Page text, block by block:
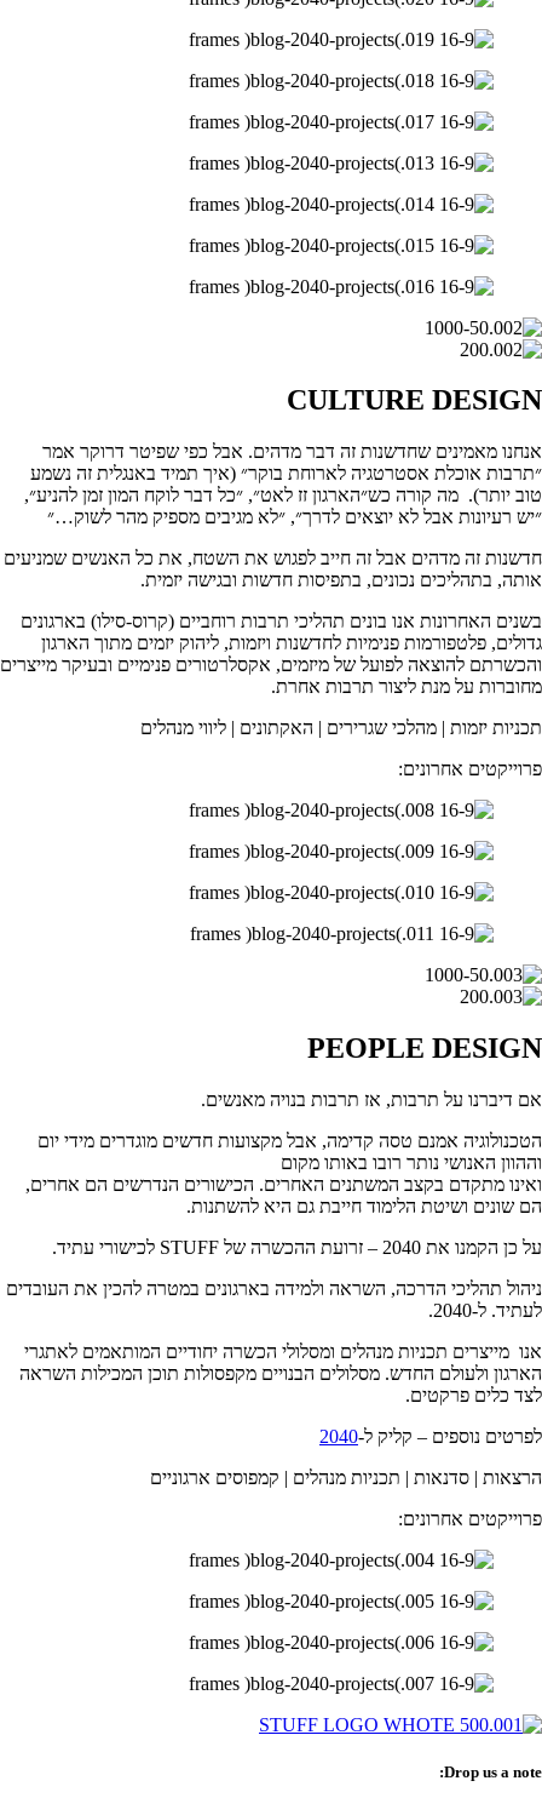
CULTURE DESIGN
אנחנו מאמינים שחדשנות זה דבר מדהים. אבל כפי שפיטר דרוקר אמר
״תרבות אוכלת אסטרטגיה לארוחת בוקר״ (איך תמיד באנגלית זה נשמע
טוב יותר). מה קורה כש״הארגון זז לאט״, ״כל דבר לוקח המון זמן להניע״,
״יש רעיונות אבל לא יוצאים לדרך״, ״לא מגיבים מספיק מהר לשוק…״
חדשנות זה מדהים אבל זה חייב לפגוש את השטח, את כל האנשים שמניעים
אותה, בתהליכים נכונים, בתפיסות חדשות ובגישה יזמית.
בשנים האחרונות אנו בונים תהליכי תרבות רוחביים (קרוס-סילו) בארגונים
גדולים, פלטפורמות פנימיות לחדשנות ויזמות, ליהוק יזמים מתוך הארגון
והכשרתם להוצאה לפועל של מיזמים, אקסלרטורים פנימיים ובעיקר מייצרים
מחוברות על מנת ליצור תרבות אחרת.
תכניות יזמות | מהלכי שגרירים | האקתונים | ליווי מנהלים
פרוייקטים אחרונים:
PEOPLE DESIGN
אם דיברנו על תרבות, אז תרבות בנויה מאנשים.
הטכנולוגיה אמנם טסה קדימה, אבל מקצועות חדשים מוגדרים מידי יום
וההוון האנושי נותר רובו באותו מקום
ואינו מתקדם בקצב המשתנים האחרים. הכישורים הנדרשים הם אחרים,
הם שונים ושיטת הלימוד חייבת גם היא להשתנות.
על כן הקמנו את 2040 – זרועת ההכשרה של STUFF לכישורי עתיד.
ניהול תהליכי הדרכה, השראה ולמידה בארגונים במטרה להכין את העובדים
לעתיד. ל-2040.
אנו מייצרים תכניות מנהלים ומסלולי הכשרה יחודיים המותאמים לאתגרי
הארגון ולעולם החדש. מסלולים הבנויים מקפסולות תוכן המכילות השראה
לצד כלים פרקטים.
לפרטים נוספים – קליק ל-2040
הרצאות | סדנאות | תכניות מנהלים | קמפוסים ארגוניים
פרוייקטים אחרונים:
Drop us a note: